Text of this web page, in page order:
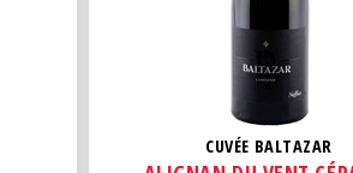
CUVÉE BALTAZAR